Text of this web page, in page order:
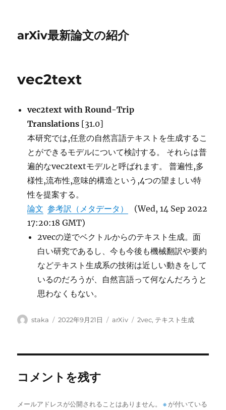
arXiv最新論文の紹介
vec2text
vec2text with Round-Trip
Translations [31.0]
本研究では,任意の自然言語テキストを生成するこ
とができるモデルについて検討する。 それらは普
遍的なvec2textモデルと呼ばれます。 普遍性,多
様性,流布性,意味的構造という,4つの望ましい特
性を提案する。
論文 参考訳（メタデータ）
(Wed, 14 Sep 2022
17:20:18 GMT)
2vecの逆でベクトルからのテキスト生成。面
白い研究であるし、今も今後も機械翻訳や要約
などテキスト生成系の技術は近しい動きをして
いるのだろうが、自然言語って何なんだろうと
思わなくもない。
投
staka
投
2022年9月21日
カ
arXiv
タ
2vec, テキスト生成
コメントを残す
メールアドレスが公開されることはありません。 ※ が付いている